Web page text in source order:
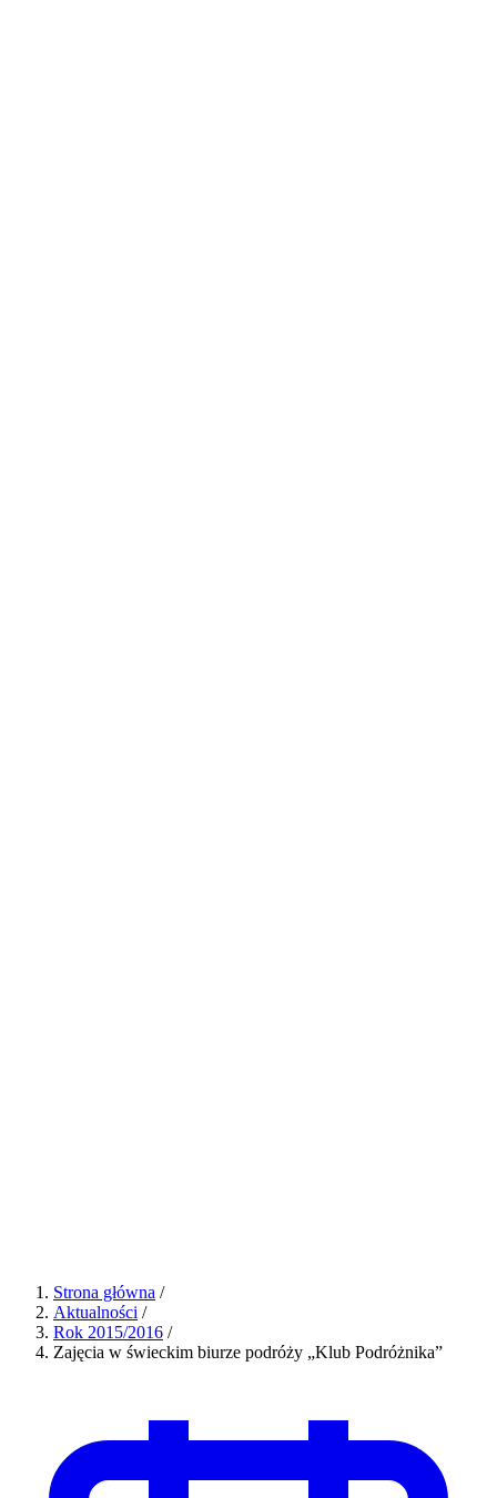
Strona główna /
Aktualności /
Rok 2015/2016 /
Zajęcia w świeckim biurze podróży „Klub Podróżnika”